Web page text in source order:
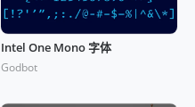
Intel One Mono 字体
Godbot